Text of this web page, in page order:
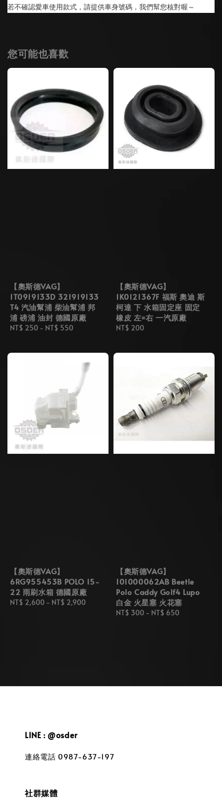
若不確認愛車使用款式，請提供車身號碼，我們幫您核對喔～
您可能也喜歡
【奧斯德VAG】
1T0919133D 321919133
T4 汽油幫浦 柴油幫浦 邦
浦 磅浦 油封 德國原廠
Regular
NT$ 250 - NT$ 550
【奧斯德VAG】
1K0121367F 福斯 奧迪 斯
柯達 下 水箱固定座 固定
橡皮 左=右 一汽原廠
Regular
NT$ 200
【奧斯德VAG】
6RG955453B POLO 15-
22 雨刷水箱 德國原廠
Regular
NT$ 2,600 - NT$ 2,900
【奧斯德VAG】
101000062AB Beetle
Polo Caddy Golf4 Lupo
白金 火星塞 火花塞
Regular
NT$ 300 - NT$ 650
LINE : @osder
連絡電話 0987-637-197
社群媒體